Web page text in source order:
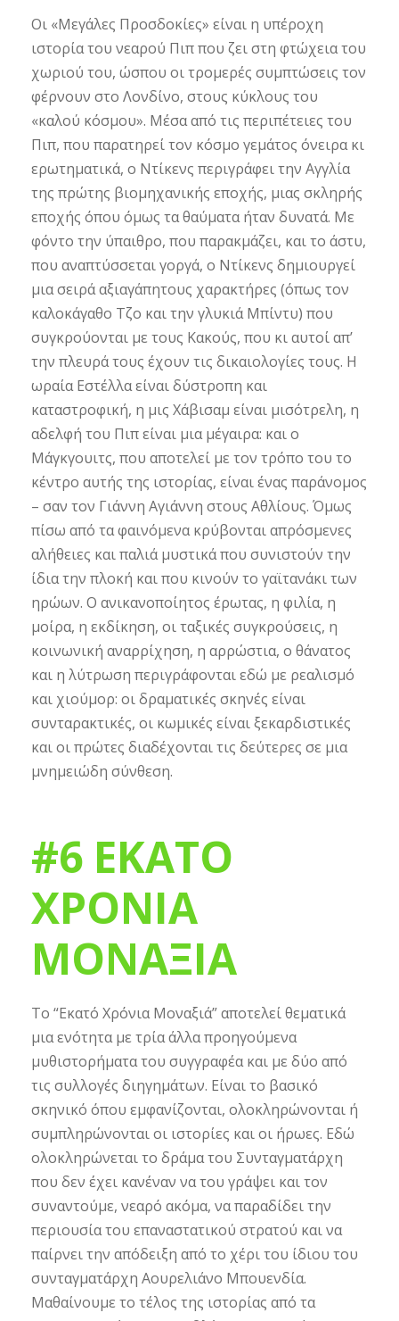
Οι «Μεγάλες Προσδοκίες» είναι η υπέροχη
ιστορία του νεαρού Πιπ που ζει στη φτώχεια του
χωριού του, ώσπου οι τρομερές συμπτώσεις τον
φέρνουν στο Λονδίνο, στους κύκλους του
«καλού κόσμου». Μέσα από τις περιπέτειες του
Πιπ, που παρατηρεί τον κόσμο γεμάτος όνειρα κι
ερωτηματικά, ο Ντίκενς περιγράφει την Αγγλία
της πρώτης βιομηχανικής εποχής, μιας σκληρής
εποχής όπου όμως τα θαύματα ήταν δυνατά. Με
φόντο την ύπαιθρο, που παρακμάζει, και το άστυ,
που αναπτύσσεται γοργά, ο Ντίκενς δημιουργεί
μια σειρά αξιαγάπητους χαρακτήρες (όπως τον
καλοκάγαθο Τζο και την γλυκιά Μπίντυ) που
συγκρούονται με τους Κακούς, που κι αυτοί απ’
την πλευρά τους έχουν τις δικαιολογίες τους. Η
ωραία Εστέλλα είναι δύστροπη και
καταστροφική, η μις Χάβισαμ είναι μισότρελη, η
αδελφή του Πιπ είναι μια μέγαιρα: και ο
Μάγκγουιτς, που αποτελεί με τον τρόπο του το
κέντρο αυτής της ιστορίας, είναι ένας παράνομος
– σαν τον Γιάννη Αγιάννη στους Αθλίους. Όμως
πίσω από τα φαινόμενα κρύβονται απρόσμενες
αλήθειες και παλιά μυστικά που συνιστούν την
ίδια την πλοκή και που κινούν το γαϊτανάκι των
ηρώων. Ο ανικανοποίητος έρωτας, η φιλία, η
μοίρα, η εκδίκηση, οι ταξικές συγκρούσεις, η
κοινωνική αναρρίχηση, η αρρώστια, ο θάνατος
και η λύτρωση περιγράφονται εδώ με ρεαλισμό
και χιούμορ: οι δραματικές σκηνές είναι
συνταρακτικές, οι κωμικές είναι ξεκαρδιστικές
και οι πρώτες διαδέχονται τις δεύτερες σε μια
μνημειώδη σύνθεση.
#6 ΕΚΑΤΟ
ΧΡΟΝΙΑ
ΜΟΝΑΞΙΑ
Το “Εκατό Χρόνια Μοναξιά” αποτελεί θεματικά
μια ενότητα με τρία άλλα προηγούμενα
μυθιστορήματα του συγγραφέα και με δύο από
τις συλλογές διηγημάτων. Είναι το βασικό
σκηνικό όπου εμφανίζονται, ολοκληρώνονται ή
συμπληρώνονται οι ιστορίες και οι ήρωες. Εδώ
ολοκληρώνεται το δράμα του Συνταγματάρχη
που δεν έχει κανέναν να του γράψει και τον
συναντούμε, νεαρό ακόμα, να παραδίδει την
περιουσία του επαναστατικού στρατού και να
παίρνει την απόδειξη από το χέρι του ίδιου του
συνταγματάρχη Αουρελιάνο Μπουενδία.
Μαθαίνουμε το τέλος της ιστορίας από τα